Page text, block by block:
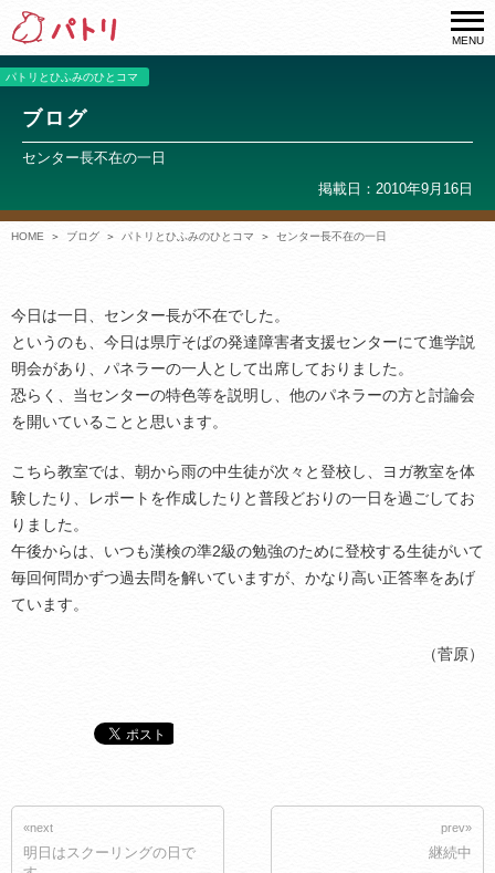
MENU
パトリとひふみのひとコマ
ブログ
センター長不在の一日
掲載日：2010年9月16日
HOME ブログ パトリとひふみのひとコマ センター長不在の一日
今日は一日、センター長が不在でした。
というのも、今日は県庁そばの発達障害者支援センターにて進学説
明会があり、パネラーの一人として出席しておりました。
恐らく、当センターの特色等を説明し、他のパネラーの方と討論会
を開いていることと思います。
こちら教室では、朝から雨の中生徒が次々と登校し、ヨガ教室を体
験したり、レポートを作成したりと普段どおりの一日を過ごしてお
りました。
午後からは、いつも漢検の準2級の勉強のために登校する生徒がいて
毎回何問かずつ過去問を解いていますが、かなり高い正答率をあげ
ています。
（菅原）
«next
明日はスクーリングの日で
prev»
継続中